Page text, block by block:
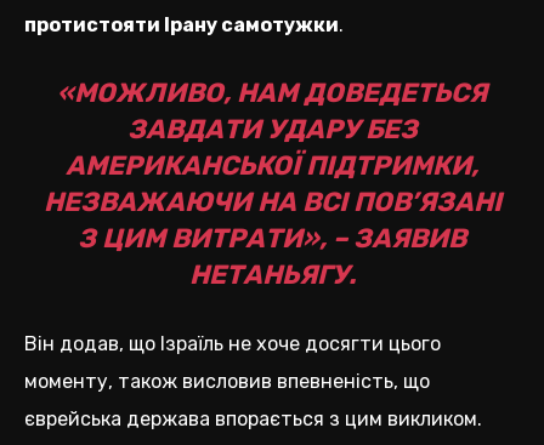
протистояти Ірану самотужки.
«МОЖЛИВО, НАМ ДОВЕДЕТЬСЯ
ЗАВДАТИ УДАРУ БЕЗ
АМЕРИКАНСЬКОЇ ПІДТРИМКИ,
НЕЗВАЖАЮЧИ НА ВСІ ПОВ’ЯЗАНІ
З ЦИМ ВИТРАТИ», – ЗАЯВИВ
НЕТАНЬЯГУ.
Він додав, що Ізраїль не хоче досягти цього
моменту, також висловив впевненість, що
єврейська держава впорається з цим викликом.